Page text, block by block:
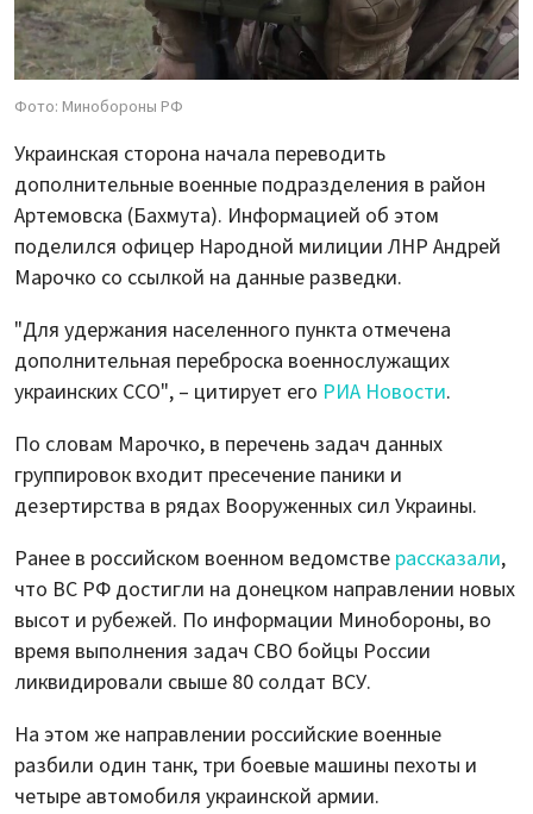
Фото: Минобороны РФ
Украинская сторона начала переводить
дополнительные военные подразделения в район
Артемовска (Бахмута). Информацией об этом
поделился офицер Народной милиции ЛНР Андрей
Марочко со ссылкой на данные разведки.
"Для удержания населенного пункта отмечена
дополнительная переброска военнослужащих
украинских ССО", – цитирует его РИА Новости.
По словам Марочко, в перечень задач данных
группировок входит пресечение паники и
дезертирства в рядах Вооруженных сил Украины.
Ранее в российском военном ведомстве рассказали,
что ВС РФ достигли на донецком направлении новых
высот и рубежей. По информации Минобороны, во
время выполнения задач СВО бойцы России
ликвидировали свыше 80 солдат ВСУ.
На этом же направлении российские военные
разбили один танк, три боевые машины пехоты и
четыре автомобиля украинской армии.